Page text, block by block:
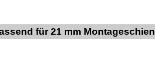
für 21 mm